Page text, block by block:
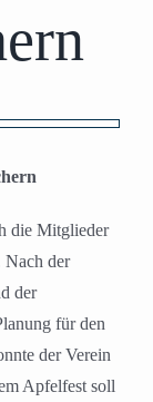
die Mitglieder
Nach der
der
für den
der Verein
Apfelfest soll